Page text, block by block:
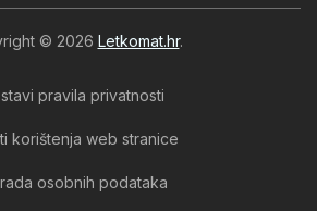
katalog
© 2026 Letkomat.hr.
pravila privatnosti
korištenja web stranice
osobnih podataka